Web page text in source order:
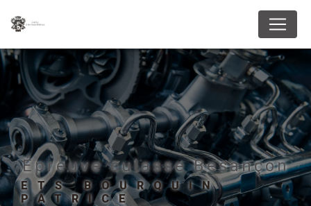
épreuve culasse Besançon
ETS BOURQUIN
PATRICE